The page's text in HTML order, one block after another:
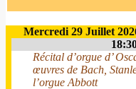
Mercredi 29 Juillet
Récital d’orgue d’
œuvres de Bach,
l’orgue Abbott